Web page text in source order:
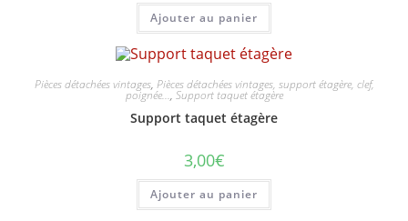
Ajouter au panier
Pièces détachées vintages, Pièces détachées vintages, support étagère, clef,
poignée..., Support taquet étagère
Support taquet étagère
3,00€
Ajouter au panier